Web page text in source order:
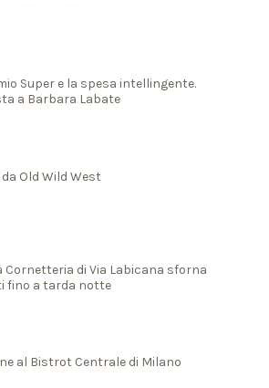
Super e la spesa intellingente.
a Barbara Labate
Old Wild West
Cornetteria di Via Labicana sforna
fino a tarda notte
al Bistrot Centrale di Milano